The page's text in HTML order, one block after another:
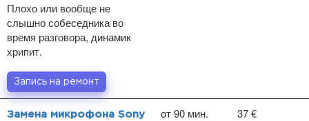
Плохо или вообще не
слышно собеседника во
время разговора, динамик
хрипит.
Запись на ремонт
Замена микрофона Sony
от 90 мин. 37 €